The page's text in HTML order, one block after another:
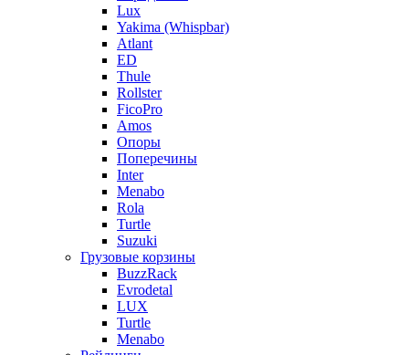
Lux
Yakima (Whispbar)
Atlant
ED
Thule
Rollster
FicoPro
Amos
Опоры
Поперечины
Inter
Menabo
Rola
Turtle
Suzuki
Грузовые корзины
BuzzRack
Evrodetal
LUX
Turtle
Menabo